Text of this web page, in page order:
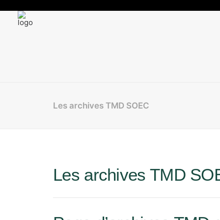
Les archives TMD SOEC
Les archives TMD